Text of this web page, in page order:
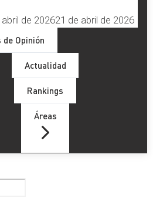
de 202621 de abril de 2026
Opinión
Actualidad
Rankings
Áreas